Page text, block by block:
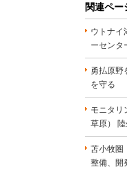
関連ペー
ウトナイ
ーセンタ
勇払原野
を守る
モニタリ
草原）
苫小牧圏
整備、開